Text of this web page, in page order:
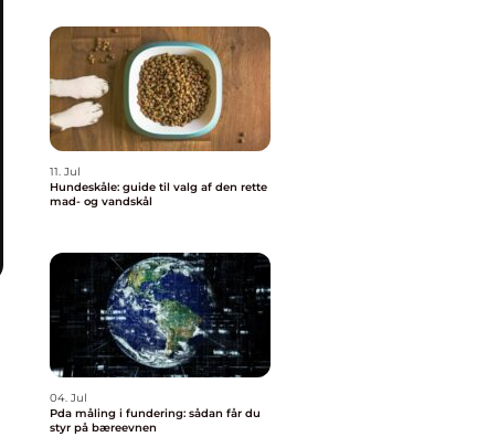
11. Jul
Hundeskåle: guide til valg af den rette
mad- og vandskål
04. Jul
Pda måling i fundering: sådan får du
styr på bæreevnen